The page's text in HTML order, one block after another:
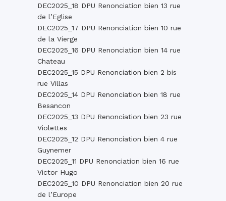
DEC2025_18 DPU Renonciation bien 13 rue
de l’Eglise
DEC2025_17 DPU Renonciation bien 10 rue
de la Vierge
DEC2025_16 DPU Renonciation bien 14 rue
Chateau
DEC2025_15 DPU Renonciation bien 2 bis
rue Villas
DEC2025_14 DPU Renonciation bien 18 rue
Besancon
DEC2025_13 DPU Renonciation bien 23 rue
Violettes
DEC2025_12 DPU Renonciation bien 4 rue
Guynemer
DEC2025_11 DPU Renonciation bien 16 rue
Victor Hugo
DEC2025_10 DPU Renonciation bien 20 rue
de l’Europe